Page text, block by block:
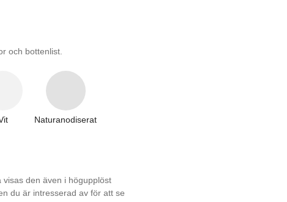
och bottenlist.
Naturanodiserat
den även i högupplöst
du är intresserad av för att se